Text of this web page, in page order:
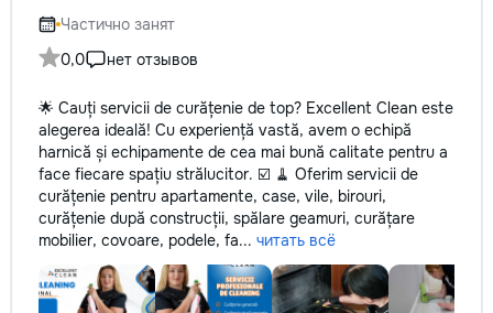
Частично занят
0,0
нет отзывов
🌟 Cauți servicii de curățenie de top? Excellent Clean este
alegerea ideală! Cu experiență vastă, avem o echipă
harnică și echipamente de cea mai bună calitate pentru a
face fiecare spațiu strălucitor. ☑️ 🧹 Oferim servicii de
curățenie pentru apartamente, case, vile, birouri,
curățenie după construcții, spălare geamuri, curățare
mobilier, covoare, podele, fa... читать всё